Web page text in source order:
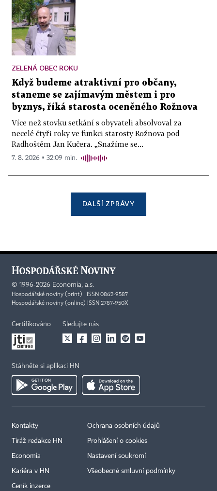
ZELENÁ OBEC ROKU
Když budeme atraktivní pro občany,
staneme se zajímavým městem i pro
byznys, říká starosta oceněného Rožnova
Více než stovku setkání s obyvateli absolvoval za
necelé čtyři roky ve funkci starosty Rožnova pod
Radhoštěm Jan Kučera. „Snažíme se...
7. 8. 2026 ▪ 32:09 min.
DALŠÍ ZPRÁVY
© 1996-2026 Economia, a.s.
Hospodářské noviny (print) ISSN 0862-9587
Hospodářské noviny (online) ISSN 2787-950X
Certifikováno Sledujte nás
Stáhněte si aplikaci HN
Kontakty
Tiráž redakce HN
Economia
Kariéra v HN
Ceník inzerce
Ochrana osobních údajů
Prohlášení o cookies
Nastavení soukromí
Všeobecné smluvní podmínky